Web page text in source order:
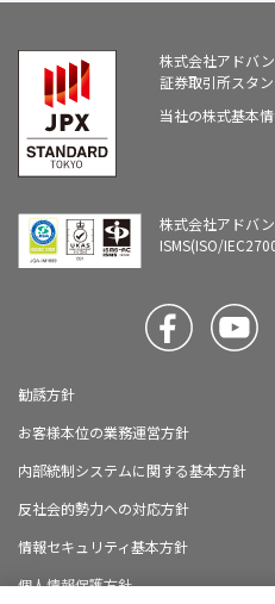
株式会社アドバ
証券取引所スタ
当社の株式基本
株式会社アドバ
ISMS(ISO/
勧誘方針
お客様本位の業務運営方針
内部統制システムに関する基本方針
反社会的勢力への対応方針
情報セキュリティ基本方針
個人情報保護方針